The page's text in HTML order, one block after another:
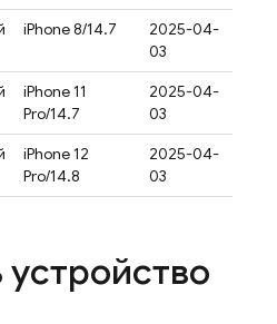
iPhone 8/14.7
2025-04-
03
iPhone 11
Pro/14.7
2025-04-
03
iPhone 12
Pro/14.8
2025-04-
03